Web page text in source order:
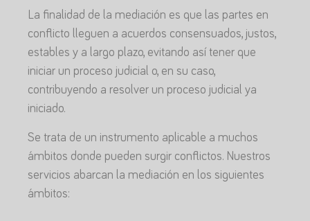
La finalidad de la mediación es que las partes en
conflicto lleguen a acuerdos consensuados, justos,
estables y a largo plazo, evitando así tener que
iniciar un proceso judicial o, en su caso,
contribuyendo a resolver un proceso judicial ya
iniciado.
Se trata de un instrumento aplicable a muchos
ámbitos donde pueden surgir conflictos. Nuestros
servicios abarcan la mediación en los siguientes
ámbitos: